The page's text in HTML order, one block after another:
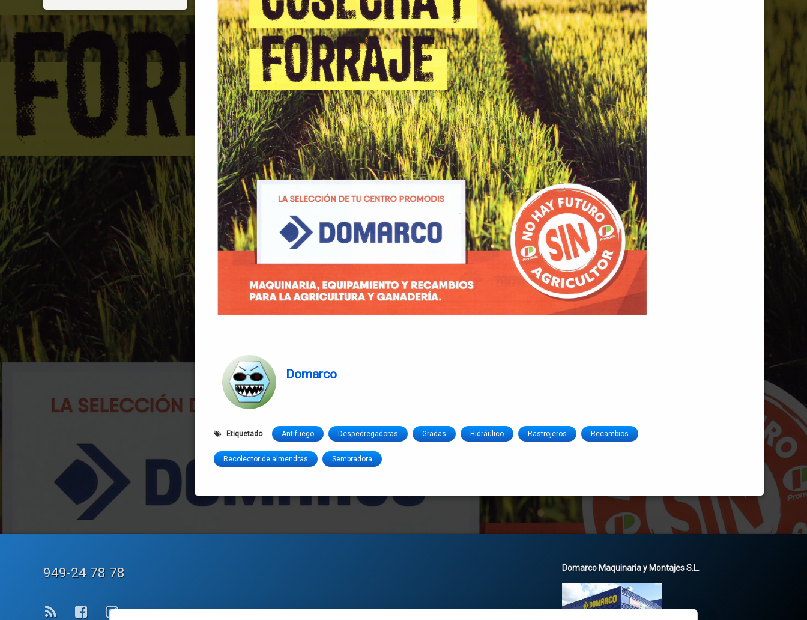
Domarco
Etiquetado Antifuego Despedregadoras Gradas Hidráulico Rastrojeros Recambios
Recolector de almendras Sembradora
Teléfono:
949-24 78 78
RSS FacebookInstagram
Domarco Maquinaria y Montajes S.L.